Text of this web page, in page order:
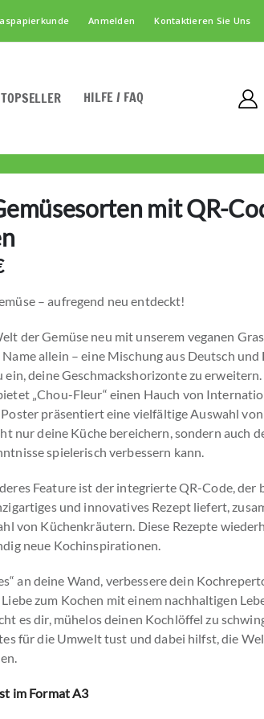
Anmelden Kontaktieren Sie Uns
TOPSELLER HILFE / FAQ
mit QR-
– aufregend neu entdeckt!
der Gemüse neu mit unserem veganen
Name allein – eine Mischung aus Deutsch und
ein, deine Geschmackshorizonte zu
„Chou-Fleur“ einen Hauch von
Poster präsentiert eine vielfältige Auswahl
nur deine Küche bereichern, sondern auch
spielerisch verbessern kann.
Feature ist der integrierte QR-Code, der
und innovatives Rezept liefert,
von Küchenkräutern. Diese Rezepte
neue Kochinspirationen.
an deine Wand, verbessere dein
zum Kochen mit einem nachhaltigen
es dir, mühelos deinen Kochlöffel zu
für die Umwelt tust und dabei hilfst, die
im Format A3